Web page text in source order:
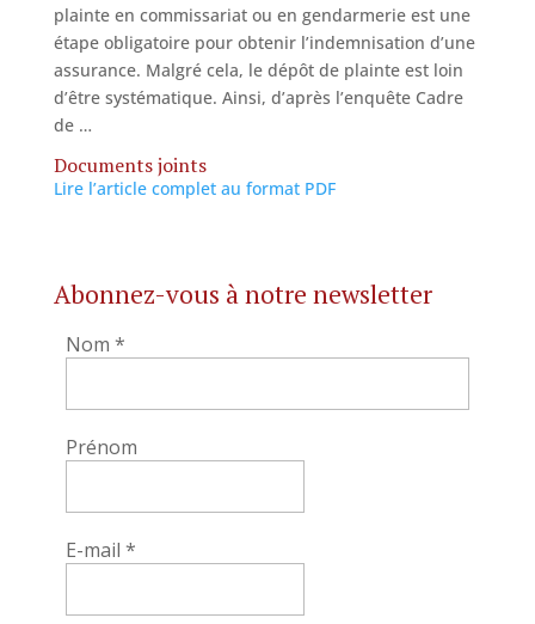
plainte en commissariat ou en gendarmerie est une
étape obligatoire pour obtenir l’indemnisation d’une
assurance. Malgré cela, le dépôt de plainte est loin
d’être systématique. Ainsi, d’après l’enquête Cadre
de …
Documents joints
Lire l’article complet au format PDF
Abonnez-vous à notre newsletter
Nom *
Prénom
E-mail *